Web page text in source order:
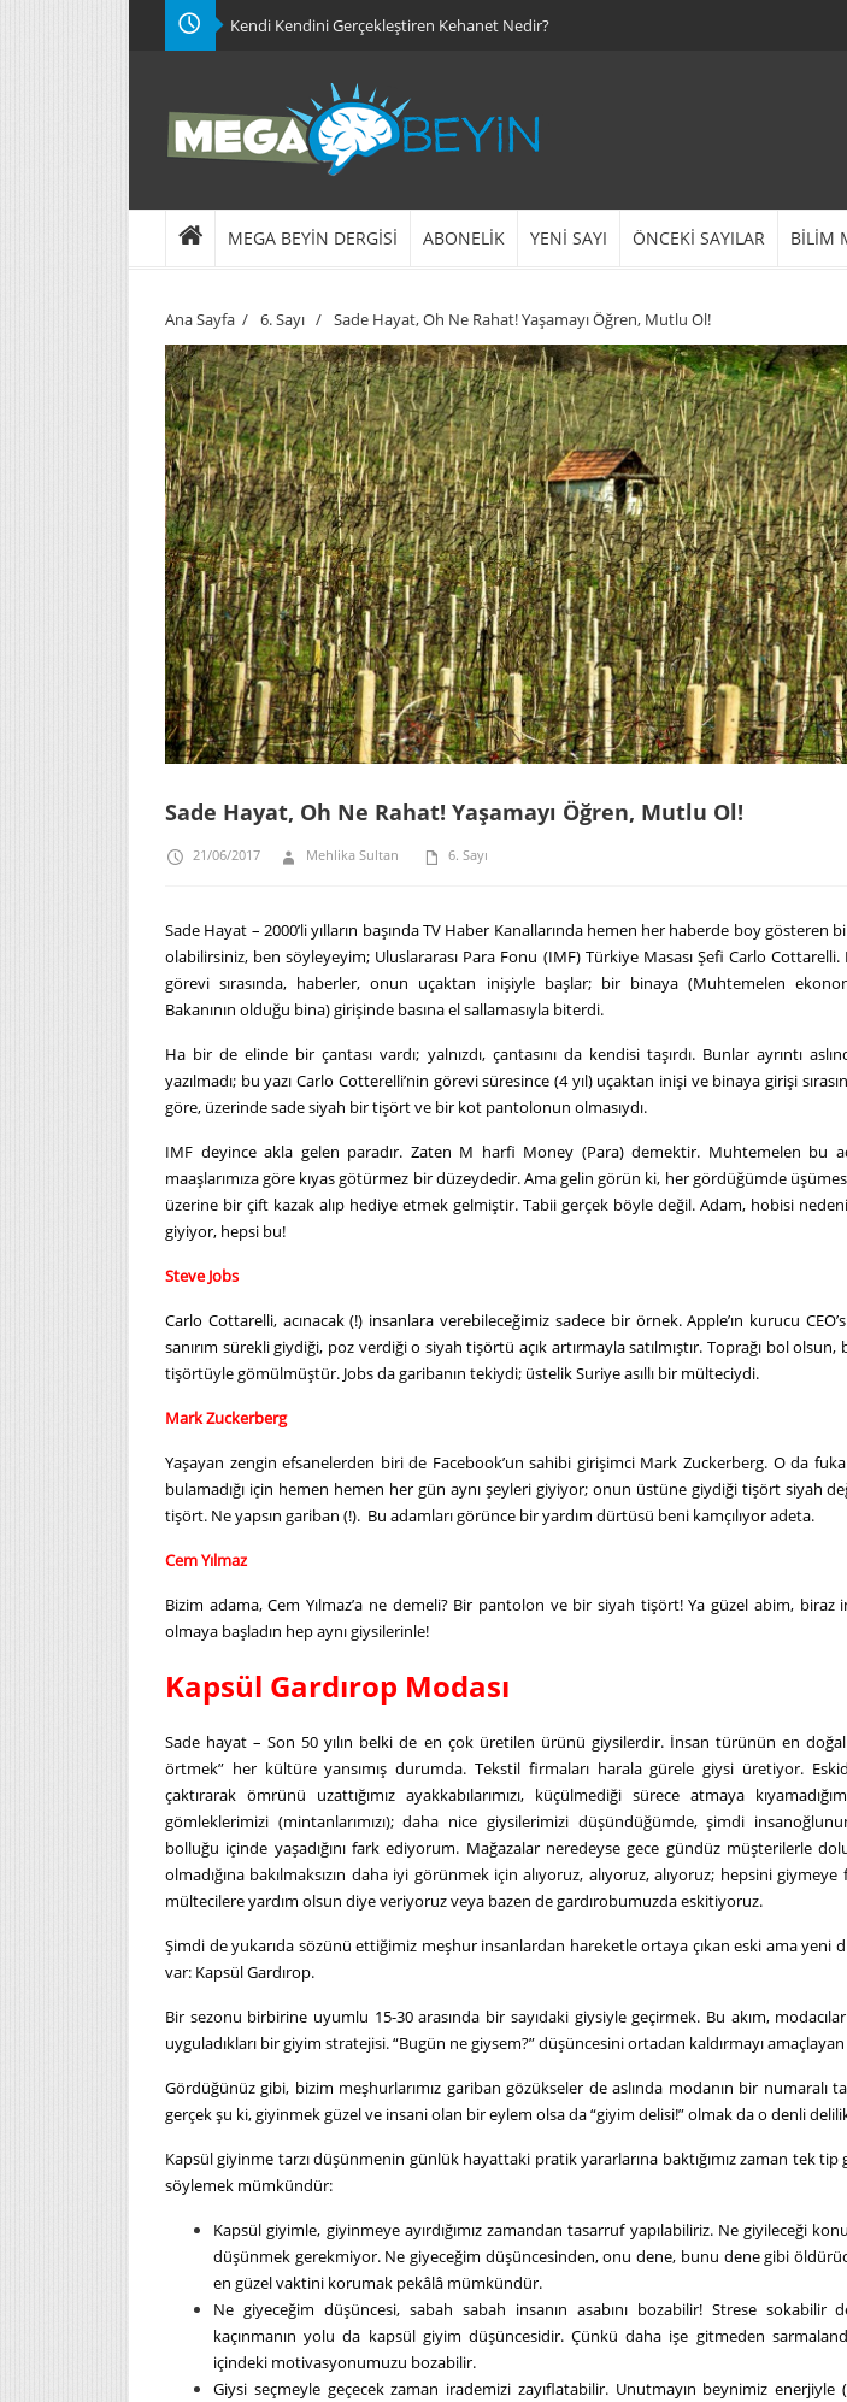
Kendi Kendini Gerçekleştiren Kehanet Nedir?
MEGA BEYİN DERGİSİ ABONELİK YENİ SAYI ÖNCEKİ SAYILAR BİLİM
Ana Sayfa / 6. Sayı / Sade Hayat, Oh Ne Rahat! Yaşamayı Öğren, Mutlu Ol!
Sade Hayat, Oh Ne Rahat! Yaşamayı Öğren, Mutlu Ol!
21/06/2017 Mehlika Sultan 6. Sayı
Sade Hayat – 2000’li yılların başında TV Haber Kanallarında hemen her haberde boy gösteren
olabilirsiniz, ben söyleyeyim; Uluslararası Para Fonu (IMF) Türkiye Masası Şefi Carlo
görevi sırasında, haberler, onun uçaktan inişiyle başlar; bir binaya (Muhtemelen
Bakanının olduğu bina) girişinde basına el sallamasıyla biterdi.
Ha bir de elinde bir çantası vardı; yalnızdı, çantasını da kendisi taşırdı. Bunlar ayrıntı
yazılmadı; bu yazı Carlo Cotterelli’nin görevi süresince (4 yıl) uçaktan inişi ve binaya girişi
göre, üzerinde sade siyah bir tişört ve bir kot pantolonun olmasıydı.
IMF deyince akla gelen paradır. Zaten M harfi Money (Para) demektir. Muhtemelen bu
maaşlarımıza göre kıyas götürmez bir düzeydedir. Ama gelin görün ki, her gördüğümde
üzerine bir çift kazak alıp hediye etmek gelmiştir. Tabii gerçek böyle değil. Adam, hobisi
giyiyor, hepsi bu!
Steve Jobs
Carlo Cottarelli, acınacak (!) insanlara verebileceğimiz sadece bir örnek. Apple’ın kurucu
sanırım sürekli giydiği, poz verdiği o siyah tişörtü açık artırmayla satılmıştır. Toprağı bol
tişörtüyle gömülmüştür. Jobs da garibanın tekiydi; üstelik Suriye asıllı bir mülteciydi.
Mark Zuckerberg
Yaşayan zengin efsanelerden biri de Facebook’un sahibi girişimci Mark Zuckerberg. O da
bulamadığı için hemen hemen her gün aynı şeyleri giyiyor; onun üstüne giydiği tişört siyah
tişört. Ne yapsın gariban (!). Bu adamları görünce bir yardım dürtüsü beni kamçılıyor adeta.
Cem Yılmaz
Bizim adama, Cem Yılmaz’a ne demeli? Bir pantolon ve bir siyah tişört! Ya güzel abim, biraz
olmaya başladın hep aynı giysilerinle!
Kapsül Gardırop Modası
Sade hayat – Son 50 yılın belki de en çok üretilen ürünü giysilerdir. İnsan türünün en
örtmek” her kültüre yansımış durumda. Tekstil firmaları harala gürele giysi üretiyor.
çaktırarak ömrünü uzattığımız ayakkabılarımızı, küçülmediği sürece atmaya
gömleklerimizi (mintanlarımızı); daha nice giysilerimizi düşündüğümde, şimdi
bolluğu içinde yaşadığını fark ediyorum. Mağazalar neredeyse gece gündüz müşterilerle
olmadığına bakılmaksızın daha iyi görünmek için alıyoruz, alıyoruz, alıyoruz; hepsini
mültecilere yardım olsun diye veriyoruz veya bazen de gardırobumuzda eskitiyoruz.
Şimdi de yukarıda sözünü ettiğimiz meşhur insanlardan hareketle ortaya çıkan eski ama yeni
var: Kapsül Gardırop.
Bir sezonu birbirine uyumlu 15-30 arasında bir sayıdaki giysiyle geçirmek. Bu akım,
uyguladıkları bir giyim stratejisi. “Bugün ne giysem?” düşüncesini ortadan kaldırmayı amaçlayan
Gördüğünüz gibi, bizim meşhurlarımız gariban gözükseler de aslında modanın bir numaralı
gerçek şu ki, giyinmek güzel ve insani olan bir eylem olsa da “giyim delisi!” olmak da o denli
Kapsül giyinme tarzı düşünmenin günlük hayattaki pratik yararlarına baktığımız zaman tek tip
söylemek mümkündür:
Kapsül giyimle, giyinmeye ayırdığımız zamandan tasarruf yapılabiliriz. Ne giyileceği
düşünmek gerekmiyor. Ne giyeceğim düşüncesinden, onu dene, bunu dene gibi
en güzel vaktini korumak pekâlâ mümkündür.
Ne giyeceğim düşüncesi, sabah sabah insanın asabını bozabilir! Strese sokabilir
kaçınmanın yolu da kapsül giyim düşüncesidir. Çünkü daha işe gitmeden
içindeki motivasyonumuzu bozabilir.
Giysi seçmeyle geçecek zaman irademizi zayıflatabilir. Unutmayın beynimiz enerjiyle